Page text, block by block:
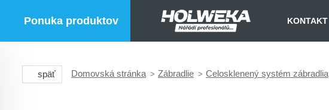
Ponuka produktov KONTAKT
späť Domovská stránka Zábradlie Celosklenený systém zábradlia